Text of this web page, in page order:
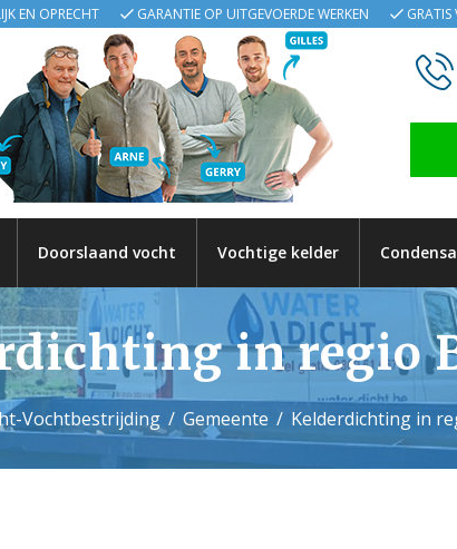
EN OPRECHT GARANTIE OP UITGEVOERDE WERKEN
Doorslaand vocht Vochtige kelder
in regio
Vochtbestrijding Gemeente Kelderdichting in